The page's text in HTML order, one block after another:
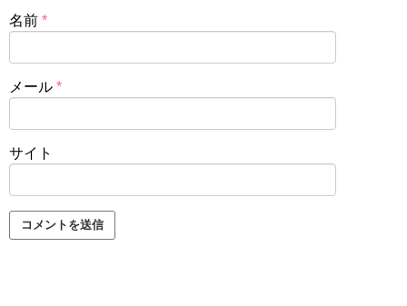
名前 *
メール *
サイト